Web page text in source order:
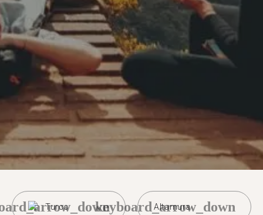
Turco Altamura
keyboard_arrow_down